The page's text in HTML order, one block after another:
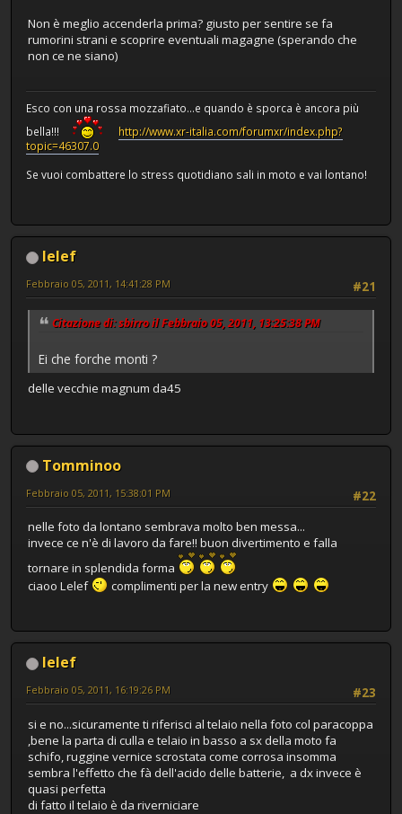
Non è meglio accenderla prima? giusto per sentire se fa
rumorini strani e scoprire eventuali magagne (sperando che
non ce ne siano)
Esco con una rossa mozzafiato...e quando è sporca è ancora più
bella!!!
http://www.xr-italia.com/forumxr/index.php?
topic=46307.0
Se vuoi combattere lo stress quotidiano sali in moto e vai lontano!
lelef
#21
Febbraio 05, 2011, 14:41:28 PM
Citazione di: sbirro il Febbraio 05, 2011, 13:25:38 PM
Ei che forche monti ?
delle vecchie magnum da45
Tomminoo
#22
Febbraio 05, 2011, 15:38:01 PM
nelle foto da lontano sembrava molto ben messa...
invece ce n'è di lavoro da fare!! buon divertimento e falla
tornare in splendida forma
ciaoo Lelef
complimenti per la new entry
lelef
#23
Febbraio 05, 2011, 16:19:26 PM
si e no...sicuramente ti riferisci al telaio nella foto col paracoppa
,bene la parta di culla e telaio in basso a sx della moto fa
schifo, ruggine vernice scrostata come corrosa insomma
sembra l'effetto che fà dell'acido delle batterie, a dx invece è
quasi perfetta
di fatto il telaio è da riverniciare